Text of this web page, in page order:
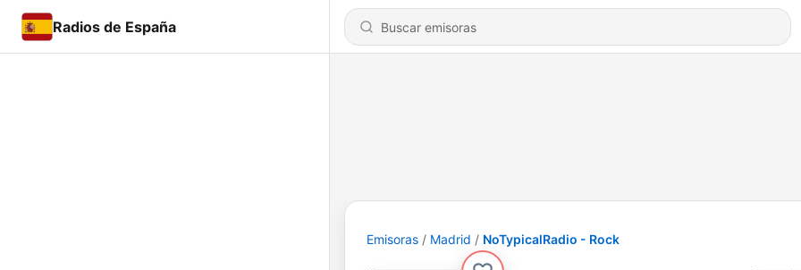
Radios de España
Emisoras Madrid NoTypicalRadio - Rock